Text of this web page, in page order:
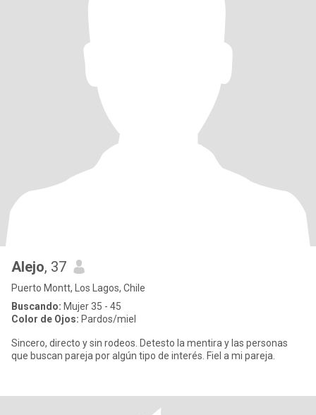
Alejo, 37
Puerto Montt, Los Lagos, Chile
Buscando: Mujer 35 - 45
Color de Ojos: Pardos/miel
Sincero, directo y sin rodeos. Detesto la mentira y las personas
que buscan pareja por algún tipo de interés. Fiel a mi pareja.